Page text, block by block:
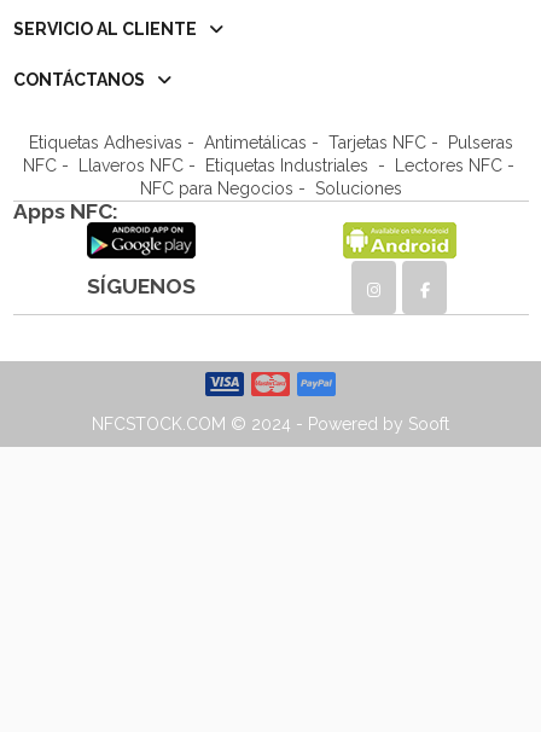
SERVICIO AL CLIENTE
CONTÁCTANOS
Etiquetas Adhesivas - Antimetálicas - Tarjetas NFC-
Pulseras
NFC- Llaveros NFC- Etiquetas Industriales - Lectores NFC-
NFC para Negocios - Soluciones
Apps NFC:
SÍGUENOS
NFCSTOCK.COM © 2024 - Powered by Sooft